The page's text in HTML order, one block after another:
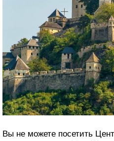
Вы не можете посетить